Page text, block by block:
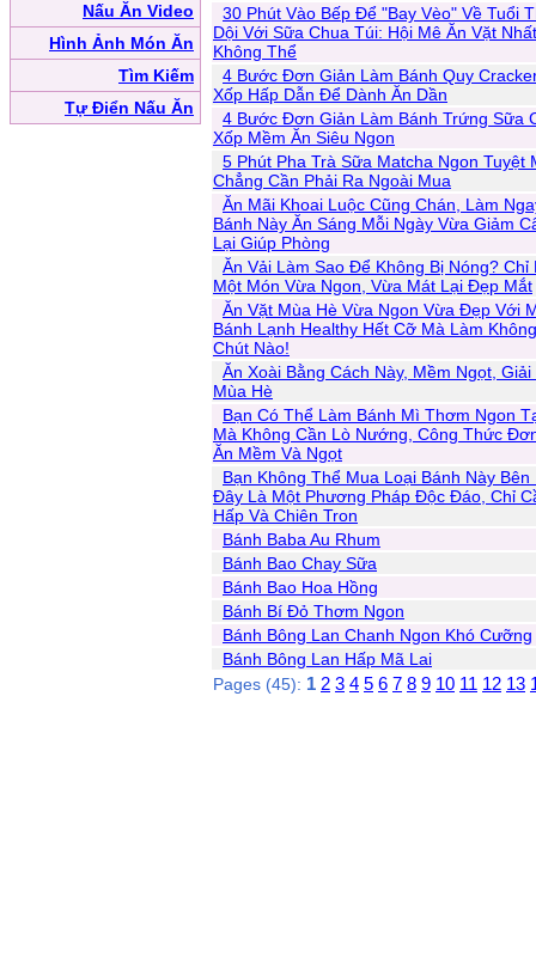
Nấu Ăn Video
Hình Ảnh Món Ăn
Tìm Kiếm
Tự Điển Nấu Ăn
30 Phút Vào Bếp Để "Bay Vèo" Về Tuổi
Dội Với Sữa Chua Túi: Hội Mê Ăn Vặt
Không Thể
4 Bước Đơn Giản Làm Bánh Quy
Xốp Hấp Dẫn Để Dành Ăn Dần
4 Bước Đơn Giản Làm Bánh Trứng Sữa
Xốp Mềm Ăn Siêu Ngon
5 Phút Pha Trà Sữa Matcha Ngon Tuyệt
Chẳng Cần Phải Ra Ngoài Mua
Ăn Mãi Khoai Luộc Cũng Chán, Làm
Bánh Này Ăn Sáng Mỗi Ngày Vừa Giảm
Lại Giúp Phòng
Ăn Vải Làm Sao Để Không Bị Nóng? Chỉ
Một Món Vừa Ngon, Vừa Mát Lại Đẹp Mắt
Ăn Vặt Mùa Hè Vừa Ngon Vừa Đẹp Với
Bánh Lạnh Healthy Hết Cỡ Mà Làm
Chút Nào!
Ăn Xoài Bằng Cách Này, Mềm Ngọt, Giải
Mùa Hè
Bạn Có Thể Làm Bánh Mì Thơm Ngon
Mà Không Cần Lò Nướng, Công Thức
Ăn Mềm Và Ngọt
Bạn Không Thể Mua Loại Bánh Này Bên
Đây Là Một Phương Pháp Độc Đáo, Chỉ
Hấp Và Chiên Tron
Bánh Baba Au Rhum
Bánh Bao Chay Sữa
Bánh Bao Hoa Hồng
Bánh Bí Đỏ Thơm Ngon
Bánh Bông Lan Chanh Ngon Khó Cưỡng
Bánh Bông Lan Hấp Mã Lai
Pages (45): 1 2 3 4 5 6 7 8 9 10 11 12 13